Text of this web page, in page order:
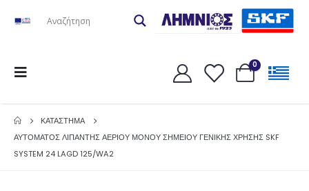
0
ΚΑΤΆΣΤΗΜΑ
ΑΥΤΟΜΑΤΟΣ ΛΙΠΑΝΤΗΣ ΑΕΡΙΟΥ ΜΟΝΟΥ ΣΗΜΕΙΟΥ ΓΕΝΙΚΗΣ ΧΡΗΣΗΣ SKF
SYSTEM 24 LAGD 125/WA2